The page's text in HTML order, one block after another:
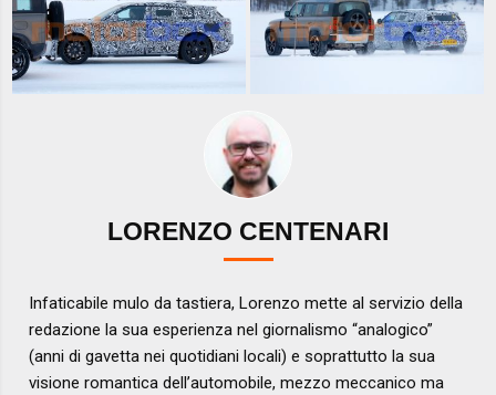
LORENZO CENTENARI
Infaticabile mulo da tastiera, Lorenzo mette al servizio della
redazione la sua esperienza nel giornalismo “analogico”
(anni di gavetta nei quotidiani locali) e soprattutto la sua
visione romantica dell’automobile, mezzo meccanico ma